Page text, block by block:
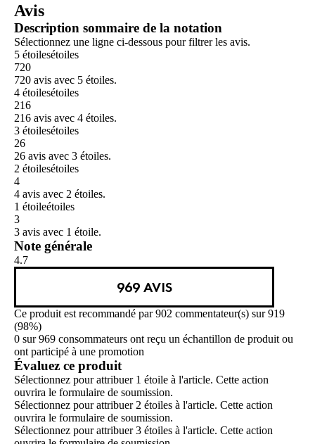
étoiles.
45
avis
avis
Avis
Description sommaire de la notation
Sélectionnez une ligne ci-dessous pour filtrer les avis.
5 étoilesétoiles
720
720 avis avec 5 étoiles.
4 étoilesétoiles
216
216 avis avec 4 étoiles.
3 étoilesétoiles
26
26 avis avec 3 étoiles.
2 étoilesétoiles
4
4 avis avec 2 étoiles.
1 étoileétoiles
3
3 avis avec 1 étoile.
Note générale
4.7
969 AVIS
Ce produit est recommandé par 902 commentateur(s) sur 919
(98%)
0 sur 969 consommateurs ont reçu un échantillon de produit ou
ont participé à une promotion
Évaluez ce produit
Sélectionnez pour attribuer 1 étoile à l'article. Cette action
ouvrira le formulaire de soumission.
Sélectionnez pour attribuer 2 étoiles à l'article. Cette action
ouvrira le formulaire de soumission.
Sélectionnez pour attribuer 3 étoiles à l'article. Cette action